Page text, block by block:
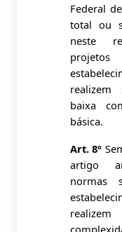
Federal
total ou
neste
realizem
baixa
básica.
Art. 8º
artigo
normas